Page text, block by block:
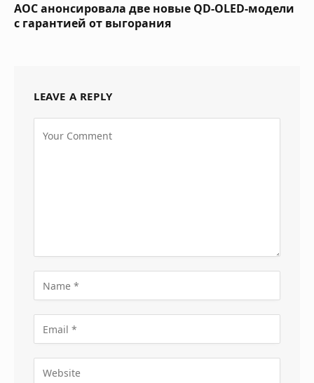
AOC анонсировала две новые QD-OLED-модели
с гарантией от выгорания
LEAVE A REPLY